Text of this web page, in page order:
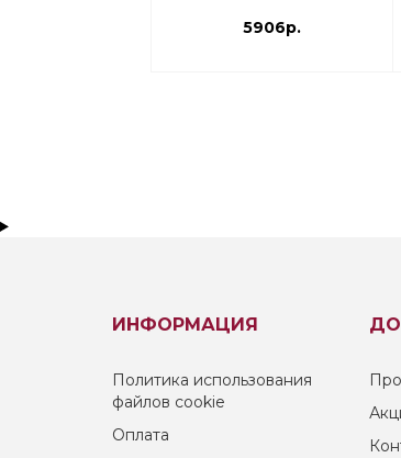
5906р.
ИНФОРМАЦИЯ
Политика использования
файлов cookie
Оплата